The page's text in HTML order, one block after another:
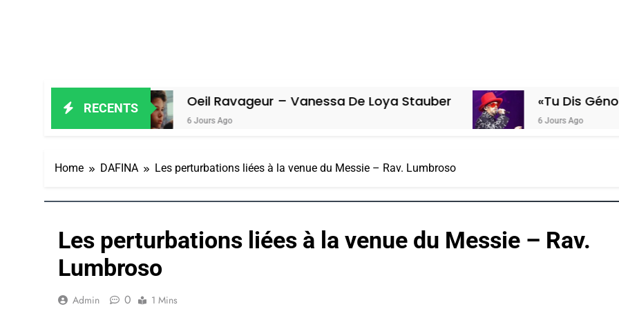
RECENTSOeil Ravageur – Vanessa De Loya Stauber
6 Jours Ago
«Tu Dis Génocide, Je
6 Jours Ago
Home DAFINA Les perturbations liées à la venue du Messie – Rav. Lumbroso
Les perturbations liées à la venue du Messie – Rav.
Lumbroso
Admin 0 1 Mins